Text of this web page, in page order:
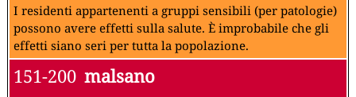
I residenti appartenenti a gruppi sensibili (per patologie)
possono avere effetti sulla salute. È improbabile che gli
effetti siano seri per tutta la popolazione.
151-200 malsano